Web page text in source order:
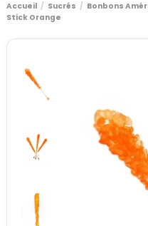
Accueil Sucrés Bonbons
Stick Orange